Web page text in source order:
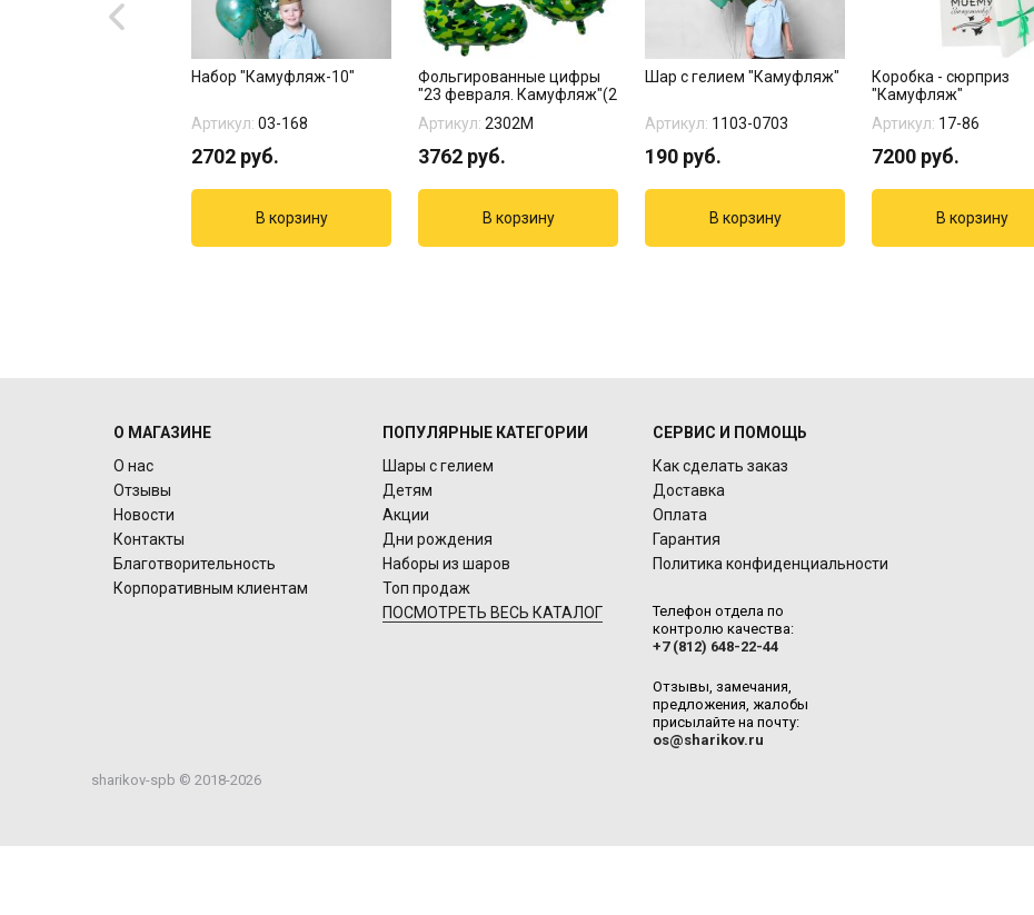
Набор "Камуфляж-10"
Артикул: 03-168
2702 руб.
Фольгированные цифры
"23 февраля. Камуфляж"(2
Артикул: 2302М
3762 руб.
Шар с гелием "Камуфляж"
Артикул: 1103-0703
190 руб.
Коробка - сюрприз
"Камуфляж"
Артикул: 17-86
7200 руб.
О МАГАЗИНЕ
О нас
Отзывы
Новости
Контакты
Благотворительность
Корпоративным клиентам
ПОПУЛЯРНЫЕ КАТЕГОРИИ
Шары с гелием
Детям
Акции
Дни рождения
Наборы из шаров
Топ продаж
ПОСМОТРЕТЬ ВЕСЬ КАТАЛОГ
СЕРВИС И ПОМОЩЬ
Как сделать заказ
Доставка
Оплата
Гарантия
Политика конфиденциальности
Телефон отдела по
контролю качества:
+7 (812) 648-22-44
Отзывы, замечания,
предложения, жалобы
присылайте на почту:
os@sharikov.ru
sharikov-spb © 2018-2026